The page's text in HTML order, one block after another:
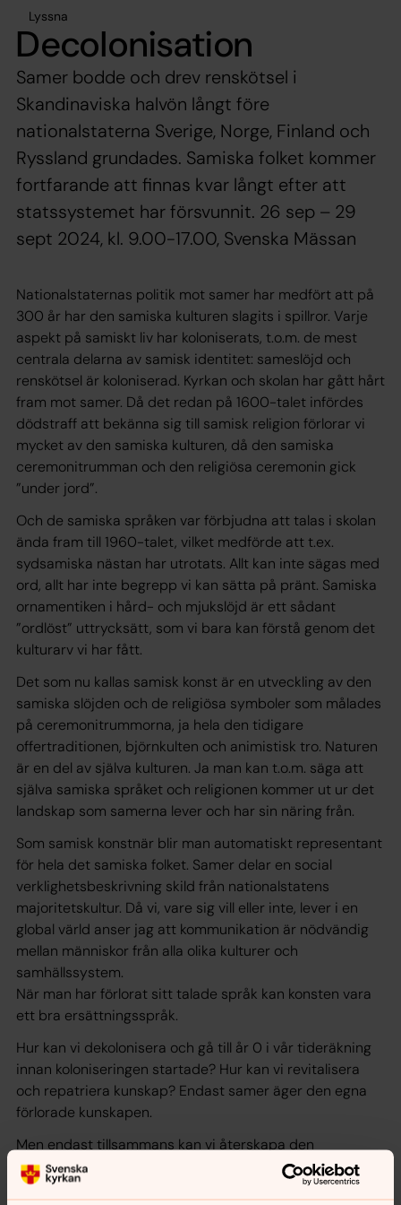
Lyssna
Decolonisation
Samer bodde och drev renskötsel i
Skandinaviska halvön långt före
nationalstaterna Sverige, Norge, Finland och
Ryssland grundades. Samiska folket kommer
fortfarande att finnas kvar långt efter att
statssystemet har försvunnit. 26 sep – 29
sept 2024, kl. 9.00-17.00, Svenska Mässan
Nationalstaternas politik mot samer har medfört att på
300 år har den samiska kulturen slagits i spillror. Varje
aspekt på samiskt liv har koloniserats, t.o.m. de mest
centrala delarna av samisk identitet: sameslöjd och
renskötsel är koloniserad. Kyrkan och skolan har gått hårt
fram mot samer. Då det redan på 1600-talet infördes
dödstraff att bekänna sig till samisk religion förlorar vi
mycket av den samiska kulturen, då den samiska
ceremonitrumman och den religiösa ceremonin gick
”under jord”.
Och de samiska språken var förbjudna att talas i skolan
ända fram till 1960-talet, vilket medförde att t.ex.
sydsamiska nästan har utrotats. Allt kan inte sägas med
ord, allt har inte begrepp vi kan sätta på pränt. Samiska
ornamentiken i hård- och mjukslöjd är ett sådant
”ordlöst” uttrycksätt, som vi bara kan förstå genom det
kulturarv vi har fått.
Det som nu kallas samisk konst är en utveckling av den
samiska slöjden och de religiösa symboler som målades
på ceremonitrummorna, ja hela den tidigare
offertraditionen, björnkulten och animistisk tro. Naturen
är en del av själva kulturen. Ja man kan t.o.m. säga att
själva samiska språket och religionen kommer ut ur det
landskap som samerna lever och har sin näring från.
Som samisk konstnär blir man automatiskt representant
för hela det samiska folket. Samer delar en social
verklighetsbeskrivning skild från nationalstatens
majoritetskultur. Då vi, vare sig vill eller inte, lever i en
global värld anser jag att kommunikation är nödvändig
mellan människor från alla olika kulturer och
samhällssystem.
När man har förlorat sitt talade språk kan konsten vara
ett bra ersättningsspråk.
Hur kan vi dekolonisera och gå till år 0 i vår tideräkning
innan koloniseringen startade? Hur kan vi revitalisera
och repatriera kunskap? Endast samer äger den egna
förlorade kunskapen.
Men endast tillsammans kan vi återskapa den
sönderslagna bilden av de skärvor vi har.
Tomas Colbengtson